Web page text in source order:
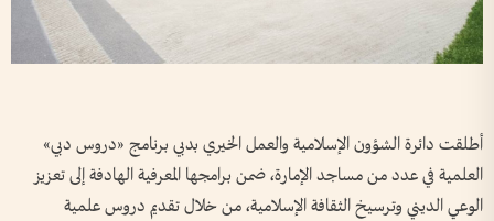
أطلقت دائرة الشؤون الإسلامية والعمل الخيري بدبي برنامج «دروس دبي»
العلمية في عدد من مساجد الإمارة، ضمن برامجها المعرفية الهادفة إلى تعزيز
الوعي الديني وترسيخ الثقافة الإسلامية، من خلال تقديم دروس علمية